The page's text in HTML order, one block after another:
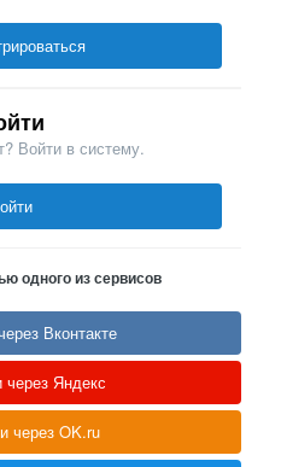
Войти в систему.
одного из сервисов
Вконтакте
через Яндекс
через OK.ru